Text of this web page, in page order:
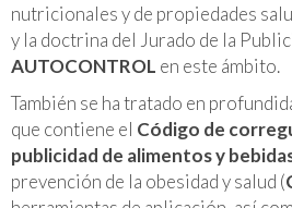
nutricionales y de propiedades
y la doctrina del Jurado de la
AUTOCONTROL en este ámbito.
También se ha tratado en
que contiene el Código de
publicidad de alimentos y
prevención de la obesidad y salud (